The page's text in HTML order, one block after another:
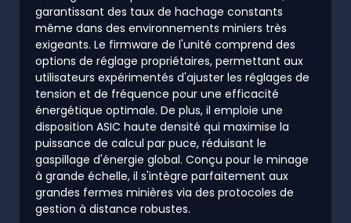
garantissant des taux de hachage constants
même dans des environnements miniers très
exigeants. Le firmware de l'unité comprend des
options de réglage propriétaires, permettant aux
utilisateurs expérimentés d'ajuster les réglages de
tension et de fréquence pour une efficacité
énergétique optimale. De plus, il emploie une
disposition ASIC haute densité qui maximise la
puissance de calcul par puce, réduisant le
gaspillage d'énergie global. Conçu pour le minage
à grande échelle, il s'intègre parfaitement aux
grandes fermes minières via des protocoles de
gestion à distance robustes.